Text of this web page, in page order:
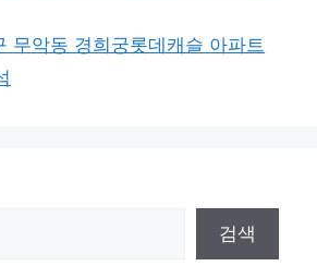
무악동 경희궁롯데캐슬 아파트
검색